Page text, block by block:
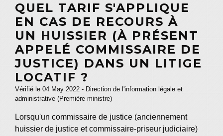
QUEL TARIF S'APPLIQUE
EN CAS DE RECOURS À
UN HUISSIER (À PRÉSENT
APPELÉ COMMISSAIRE DE
JUSTICE) DANS UN LITIGE
LOCATIF ?
Vérifié le 04 May 2022 - Direction de l'information légale et
administrative (Première ministre)
Lorsqu'un commissaire de justice (anciennement
huissier de justice et commissaire-priseur judiciaire)